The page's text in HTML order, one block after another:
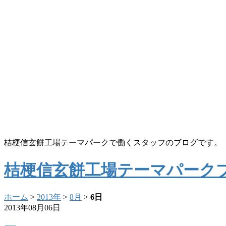
桔梗信玄餅工場テーマパークで働くスタッフのブログです。
桔梗信玄餅工場テーマパーク
ホーム > 2013年 > 8月 > 6日
2013年08月06日